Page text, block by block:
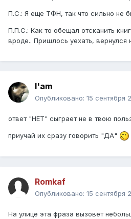
П.С.: Я еще ТФН, так что сильно не
П.П.С.: Как то обещал отсканить
вроде.. Пришлось уехать, вернулся
I'am
Опубликовано: 15 сентября
ответ "НЕТ" сыграет не в твою
приучай их сразу говорить "ДА"
Romkaf
Опубликовано: 15 сентября
На улице эта фраза вызовет